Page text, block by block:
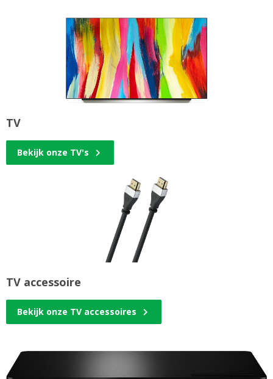
TV
Bekijk onze TV's
TV accessoire
Bekijk onze TV accessoires